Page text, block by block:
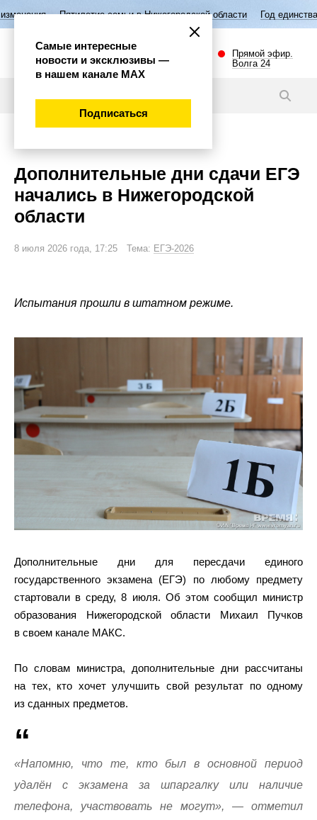
семьи в Нижегородской области Год единства народов России
Прямой эфир.
Волга 24
Дополнительные дни сдачи ЕГЭ
начались в Нижегородской
области
8 июля 2026 года, 17:25 Тема: ЕГЭ-2026
Испытания прошли в штатном режиме.
Дополнительные дни для пересдачи единого
государственного экзамена (ЕГЭ) по любому предмету
стартовали в среду, 8 июля. Об этом сообщил министр
образования Нижегородской области Михаил Пучков
в своем канале МАКС.
По словам министра, дополнительные дни рассчитаны
на тех, кто хочет улучшить свой результат по одному
из сданных предметов.
«Напомню, что те, кто был в основной период
удалён с экзамена за шпаргалку или наличие
телефона, участвовать не могут», — отметил
Самые интересные
новости и эксклюзивы —
в нашем канале МАХ
Подписаться